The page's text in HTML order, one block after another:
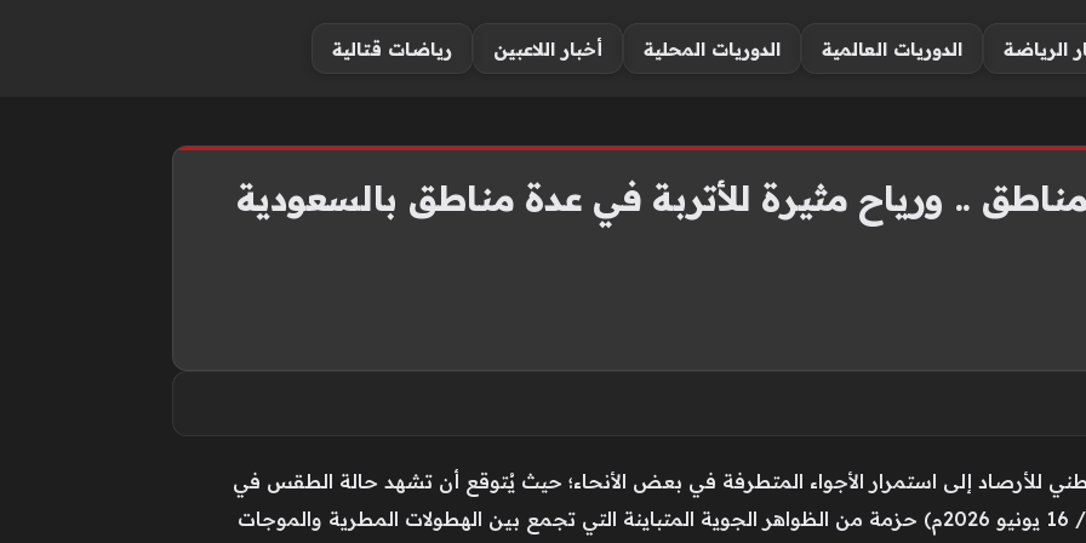
الرياضة الدوريات العالمية الدوريات المحلية أخبار اللاعبين رياضات قتالية
للأرصاد إلى استمرار الأجواء المتطرفة في بعض الأنحاء؛ حيث يُتوقع أن تشهد حالة الطقس في
السعودية اليوم الثلاثاء (1 محرم 1448هـ / 16 يونيو 2026م) حزمة من الظواهر الجوية المتباينة التي تجمع بين الهطولات المطرية والموجات